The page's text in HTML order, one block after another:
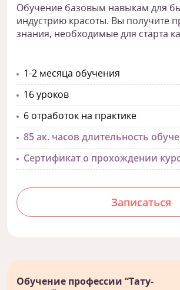
Обучение базовым навыкам для
индустрию красоты. Вы получите
знания, необходимые для старта
1-2 месяца обучения
16 уроков
6 отработок на практике
85 ак. часов длительность
Сертификат о прохождении
Записаться
Обучение профессии “Тату-